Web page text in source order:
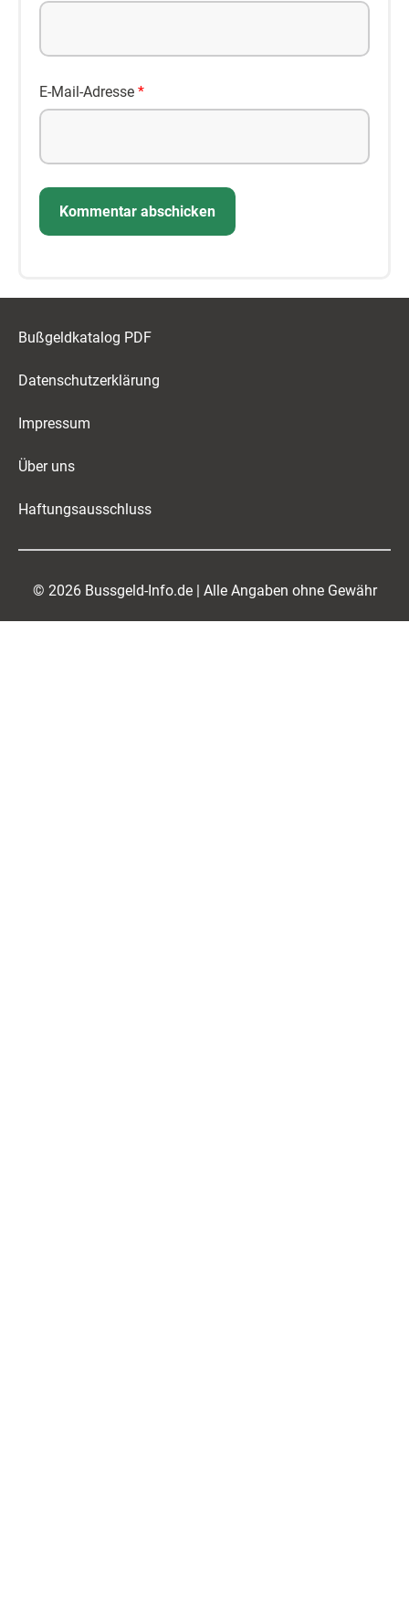
E-Mail-Adresse *
Bußgeldkatalog PDF
Datenschutzerklärung
Impressum
Über uns
Haftungsausschluss
© 2026 Bussgeld-Info.de | Alle Angaben ohne Gewähr